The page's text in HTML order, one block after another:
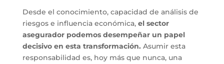
Desde el conocimiento, capacidad de análisis de
riesgos e influencia económica, el sector
asegurador podemos desempeñar un papel
decisivo en esta transformación. Asumir esta
responsabilidad es, hoy más que nunca, una